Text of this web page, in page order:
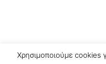
Χρησιμοποιούμε cookies